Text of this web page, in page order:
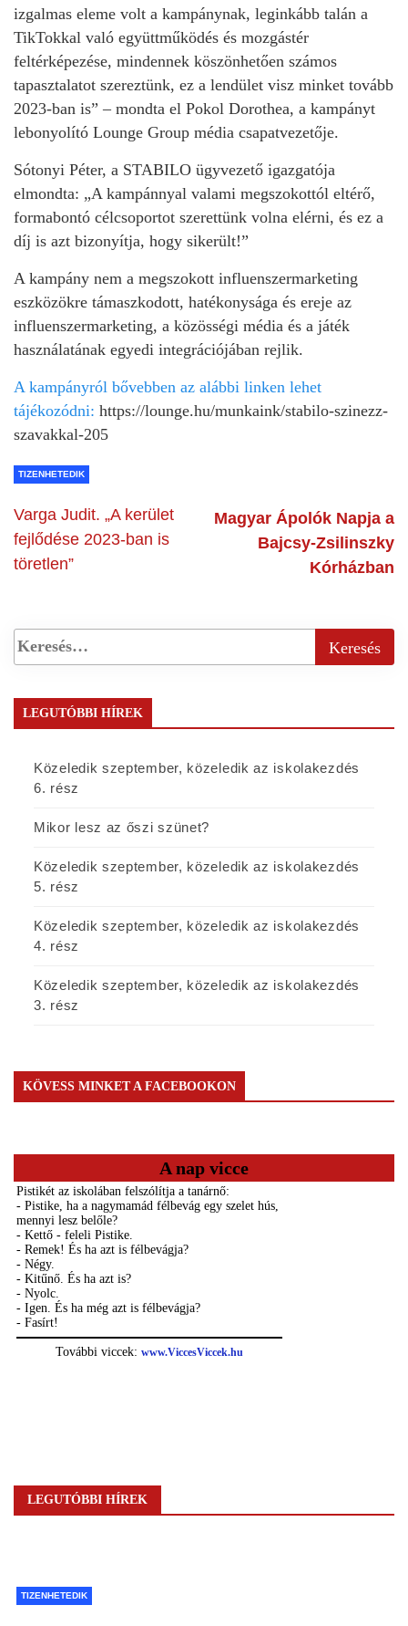
izgalmas eleme volt a kampánynak, leginkább talán a
TikTokkal való együttműködés és mozgástér
feltérképezése, mindennek köszönhetően számos
tapasztalatot szereztünk, ez a lendület visz minket tovább
2023-ban is” – mondta el Pokol Dorothea, a kampányt
lebonyolító Lounge Group média csapatvezetője.
Sótonyi Péter, a STABILO ügyvezető igazgatója
elmondta: „A kampánnyal valami megszokottól eltérő,
formabontó célcsoportot szerettünk volna elérni, és ez a
díj is azt bizonyítja, hogy sikerült!”
A kampány nem a megszokott influenszermarketing
eszközökre támaszkodott, hatékonysága és ereje az
influenszermarketing, a közösségi média és a játék
használatának egyedi integrációjában rejlik.
A kampányról bővebben az alábbi linken lehet
tájékozódni: https://lounge.hu/munkaink/stabilo-szinezz-
szavakkal-205
TIZENHETEDIK
Varga Judit. „A kerület
fejlődése 2023-ban is
töretlen”
Magyar Ápolók Napja a
Bajcsy-Zsilinszky
Kórházban
LEGUTÓBBI HÍREK
Közeledik szeptember, közeledik az iskolakezdés
6. rész
Mikor lesz az őszi szünet?
Közeledik szeptember, közeledik az iskolakezdés
5. rész
Közeledik szeptember, közeledik az iskolakezdés
4. rész
Közeledik szeptember, közeledik az iskolakezdés
3. rész
KÖVESS MINKET A FACEBOOKON
A nap vicce
LEGUTÓBBI HÍREK
TIZENHETEDIK